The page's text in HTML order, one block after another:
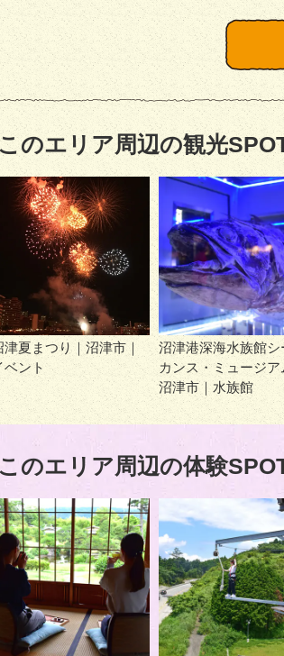
このエリア周辺の観光
津夏まつり｜沼津市｜
ベント
沼津港深海水族館シ
カンス・ミュージア
沼津市｜水族館
このエリア周辺の体験